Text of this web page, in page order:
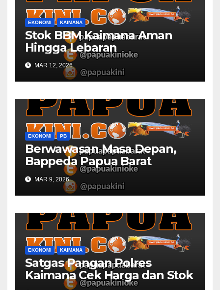
EKONOMI KAIMANA
Stok BBM Kaimana Aman
Hingga Lebaran
MAR 12, 2026
EKONOMI PB
Berwawasan Masa Depan,
Bappeda Papua Barat
Konsultasi Publik RKPD 2027
MAR 9, 2026
EKONOMI KAIMANA
Satgas Pangan Polres
Kaimana Cek Harga dan Stok